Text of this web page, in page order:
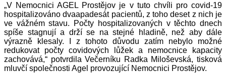
„V Nemocnici AGEL Prostějov je v tuto chvíli pro covid-19
hospitalizováno dvaapadesát pacientů, z toho deset z nich je
ve vážném stavu. Počty hospitalizovaných v těchto dnech
spíše stagnují a drží se na stejné hladině, než aby dále
výrazně klesaly. I z tohoto důvodu zatím nebylo možné
redukovat počty covidových lůžek a nemocnice kapacity
zachovává,“ potvrdila Večerníku Radka Miloševská, tisková
mluvčí společnosti Agel provozující Nemocnici Prostějov.